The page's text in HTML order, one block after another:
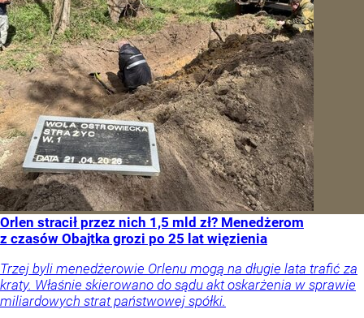
Orlen stracił przez nich 1,5 mld zł? Menedżerom
z czasów Obajtka grozi po 25 lat więzienia
Trzej byli menedżerowie Orlenu mogą na długie lata trafić za
kraty. Właśnie skierowano do sądu akt oskarżenia w sprawie
miliardowych strat państwowej spółki.